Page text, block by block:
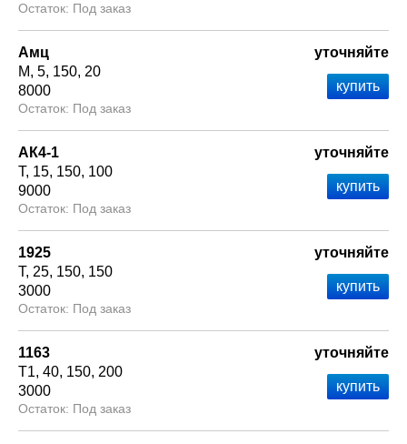
Под заказ
Амц
М 5 150 20
8000
Под заказ
уточняйте
АК4-1
Т 15 150 100
9000
Под заказ
уточняйте
1925
Т 25 150 150
3000
Под заказ
уточняйте
1163
Т1 40 150 200
3000
Под заказ
уточняйте